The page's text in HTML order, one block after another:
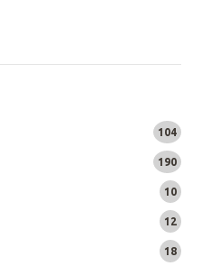
104
190
10
12
18